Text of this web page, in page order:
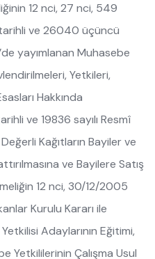
12 nci, 27 nci, 549
ve 26040 üçüncü
yayımlanan Muhasebe
Yetkileri,
Hakkında
ve 19836 sayılı Resmî
Kağıtların Bayiler ve
ve Bayilere Satış
12 nci, 30/12/2005
Kurulu Kararı ile
Adaylarının Eğitimi,
Yetkililerinin Çalışma Usul